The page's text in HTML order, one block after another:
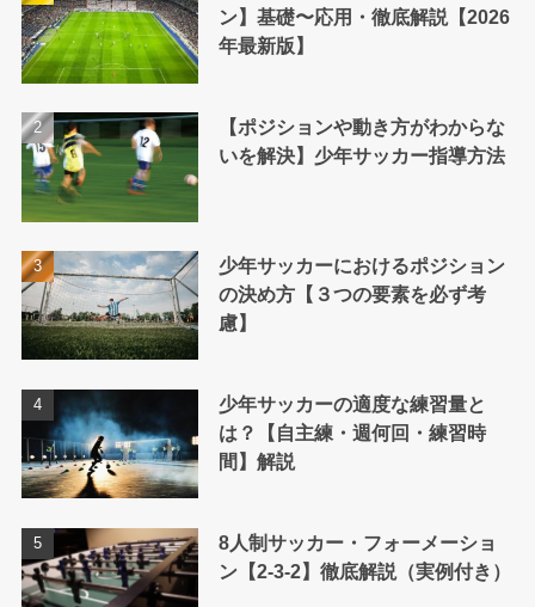
ン】基礎〜応用・徹底解説【2026
年最新版】
【ポジションや動き方がわからな
いを解決】少年サッカー指導方法
少年サッカーにおけるポジション
の決め方【３つの要素を必ず考
慮】
少年サッカーの適度な練習量と
は？【自主練・週何回・練習時
間】解説
8人制サッカー・フォーメーショ
ン【2-3-2】徹底解説（実例付き）